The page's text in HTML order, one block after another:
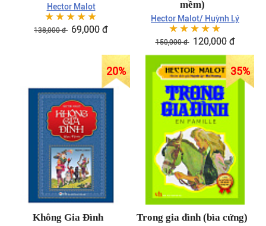
Hector Malot
☆☆☆☆☆
138,000 đ 69,000 đ
mềm)
Hector Malot/ Huỳnh Lý
☆☆☆☆☆
150,000 đ 120,000 đ
20%
Không Gia Đình
35%
Trong gia đình (bìa cứng)